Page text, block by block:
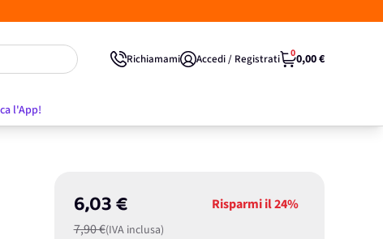
l'App!
Richiamami Accedi / Registrati 00,00 €
6,03 €
7,90 €(IVA inclusa)
Risparmi il24%